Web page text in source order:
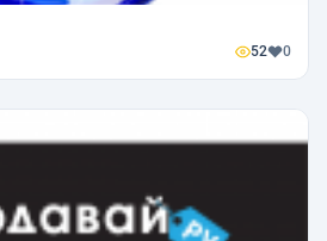
52 0